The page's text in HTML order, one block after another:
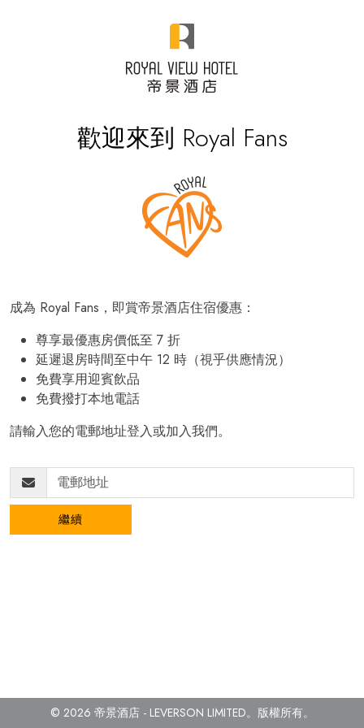
歡迎來到 Royal Fans
成為 Royal Fans，即賞帝景酒店住宿優惠：
尊享最優惠房價低至 7 折
延遲退房時間至中午 12 時（視乎供應情況）
免費享用迎賓飲品
免費撥打本地電話
請輸入您的電郵地址登入或加入我們。
繼續
© 2026 帝景酒店 - LEVERSON LIMITED。 版權所有。